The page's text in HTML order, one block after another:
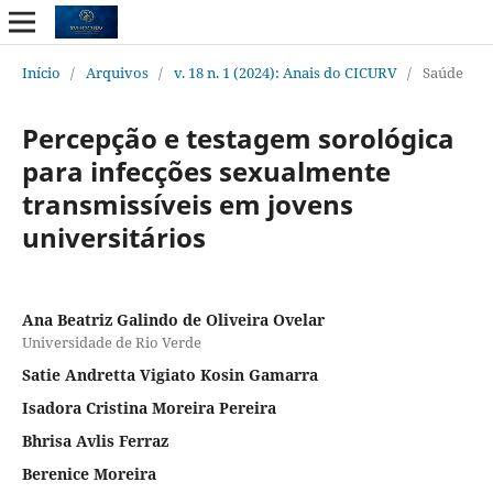
Início / Arquivos / v. 18 n. 1 (2024): Anais do CICURV / Saúde
Percepção e testagem sorológica
para infecções sexualmente
transmissíveis em jovens
universitários
Ana Beatriz Galindo de Oliveira Ovelar
Universidade de Rio Verde
Satie Andretta Vigiato Kosin Gamarra
Isadora Cristina Moreira Pereira
Bhrisa Avlis Ferraz
Berenice Moreira